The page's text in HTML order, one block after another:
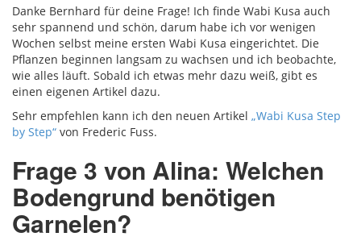
Danke Bernhard für deine Frage! Ich finde Wabi Kusa auch
sehr spannend und schön, darum habe ich vor wenigen
Wochen selbst meine ersten Wabi Kusa eingerichtet. Die
Pflanzen beginnen langsam zu wachsen und ich beobachte,
wie alles läuft. Sobald ich etwas mehr dazu weiß, gibt es
einen eigenen Artikel dazu.
Sehr empfehlen kann ich den neuen Artikel „Wabi Kusa Step
by Step“ von Frederic Fuss.
Frage 3 von Alina: Welchen
Bodengrund benötigen
Garnelen?